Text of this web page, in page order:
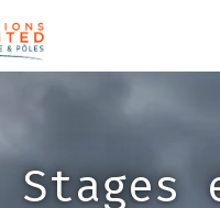
Stages